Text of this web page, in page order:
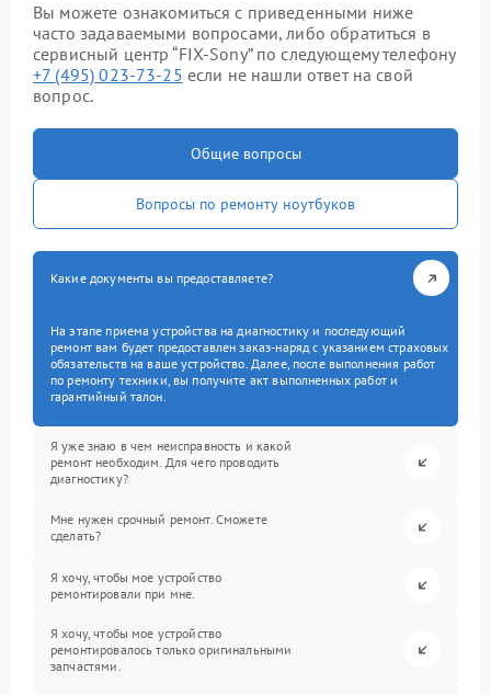
Вы можете ознакомиться с приведенными ниже
часто задаваемыми вопросами, либо обратиться в
сервисный центр “FIX-Sony” по следующему телефону
+7 (495) 023-73-25 если не нашли ответ на свой
вопрос.
Общие вопросы
Вопросы по ремонту ноутбуков
Какие документы вы предоставляете?
На этапе приема устройства на диагностику и последующий
ремонт вам будет предоставлен заказ-наряд с указанием страховых
обязательств на ваше устройство. Далее, после выполнения работ
по ремонту техники, вы получите акт выполненных работ и
гарантийный талон.
Я уже знаю в чем неисправность и какой
ремонт необходим. Для чего проводить
диагностику?
Мне нужен срочный ремонт. Сможете
сделать?
Я хочу, чтобы мое устройство
ремонтировали при мне.
Я хочу, чтобы мое устройство
ремонтировалось только оригинальными
запчастями.